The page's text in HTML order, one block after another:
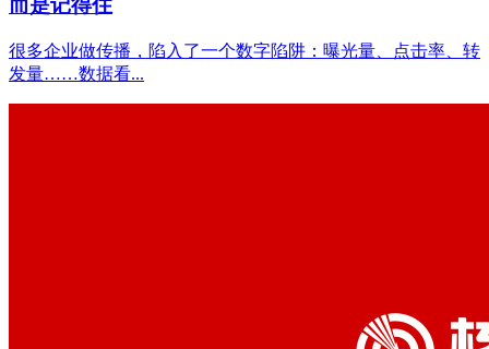
而是记得住
很多企业做传播，陷入了一个数字陷阱：曝光量、点击率、转
发量……数据看...